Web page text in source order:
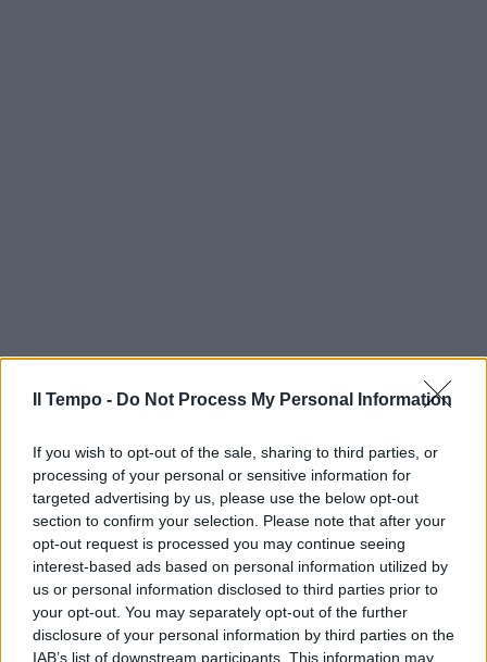
Il Tempo - Do Not Process My Personal Information
If you wish to opt-out of the sale, sharing to third parties, or
processing of your personal or sensitive information for
targeted advertising by us, please use the below opt-out
section to confirm your selection. Please note that after your
opt-out request is processed you may continue seeing
interest-based ads based on personal information utilized by
us or personal information disclosed to third parties prior to
your opt-out. You may separately opt-out of the further
disclosure of your personal information by third parties on the
IAB’s list of downstream participants. This information may